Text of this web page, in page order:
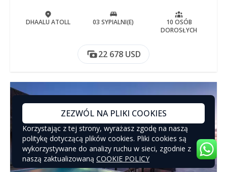
DHAALU ATOLL 03 SYPIALNI(E)
10 OSÓB
DOROSŁYCH
22 678 USD
Korzystając z tej strony, wyrażasz zgodę na naszą
politykę dotyczącą plików cookies. Pliki cookies są
wykorzystywane do analizy ruchu w sieci, zgodnie z
naszą zaktualizowaną COOKIE POLICY
ZEZWÓL NA PLIKI COOKIES